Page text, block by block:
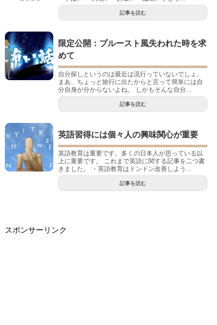
記事を読む
限定公開：プルースト風失われた時を求
めて
自分探しというのは最近は流行っていないでしょ。
まあ、ちょっと旅行に出たからと言って簡単には自
分自身が分からないよね。 しかもそんな自分...
記事を読む
英語習得には個々人の興味関心が重要
英語教育は重要です。多くの日本人が思っている以
上に重要です。 これまで英語に関する記事を二つ書
きました。 ・英語教育はドンドン改善しよう...
記事を読む
スポンサーリンク